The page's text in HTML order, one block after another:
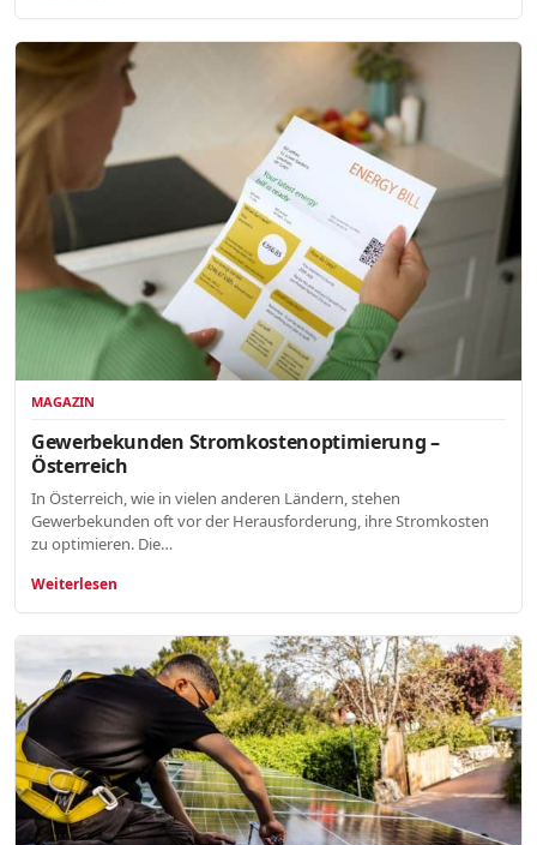
MAGAZIN
Gewerbekunden Stromkostenoptimierung –
Österreich
In Österreich, wie in vielen anderen Ländern, stehen
Gewerbekunden oft vor der Herausforderung, ihre Stromkosten
zu optimieren. Die…
Weiterlesen